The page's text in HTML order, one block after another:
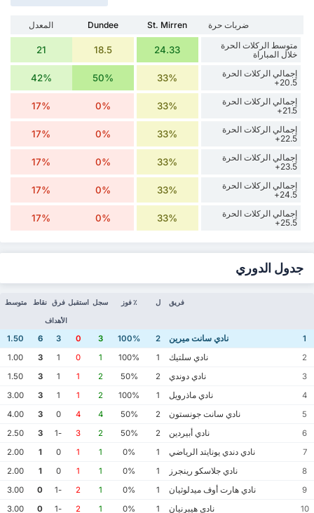
‏ضربات حرة St. Mirren
Dundee
المعدل
متوسط الركلات الحرة
خلال المباراة
24.33
18.5
21
إجمالي الركلات الحرة
20.5+
33%
50%
42%
إجمالي الركلات الحرة
21.5+
33%
0%
17%
إجمالي الركلات الحرة
22.5+
33%
0%
17%
إجمالي الركلات الحرة
23.5+
33%
0%
17%
إجمالي الركلات الحرة
24.5+
33%
0%
17%
إجمالي الركلات الحرة
25.5+
33%
0%
17%
جدول الدوري
فريق ل ٪ فوز سجل استقبل فرق
الأهداف
نقاط متوسط
1 نادي سانت ميرين 2
100%
3
0
3
6
1.50
2
نادي سلتيك 1
100%
1
0
1
3
1.00
3
نادي دوندي 2
50%
2
1
1
3
1.50
4
نادي ماذرويل 1
100%
2
1
1
3
3.00
5
نادي سانت جونستون 2
50%
4
4
0
3
4.00
6
نادي أبيردين 2
50%
2
3
-1
3
2.50
7
نادي دندي يونايتد الرياضي 1
0%
1
1
0
1
2.00
8
نادي جلاسكو رينجرز 1
0%
1
1
0
1
2.00
9
نادي هارت أوف ميدلوثيان 1
0%
1
2
-1
0
3.00
10
نادي هيبرنيان 1
0%
1
2
-1
0
3.00